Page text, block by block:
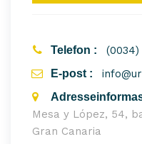
Telefon :
E-post :
Mesa y López, 54,
Gran Canaria